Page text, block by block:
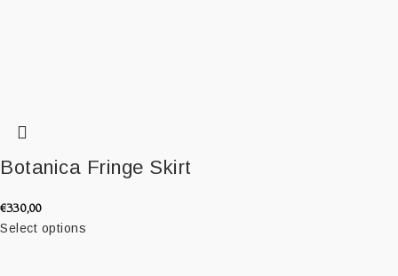
Botanica Fringe Skirt
€330,00
Select options